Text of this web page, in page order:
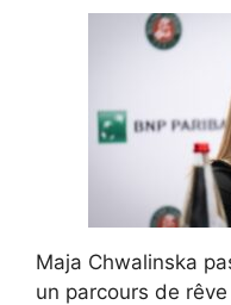
Maja Chwalinska
un parcours de